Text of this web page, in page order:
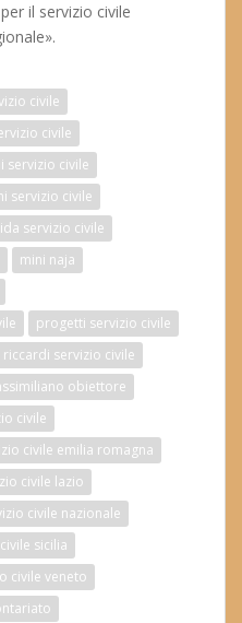
il servizio civile
civile
civile
servizio civile
servizio civile
servizio civile
mini naja
progetti servizio civile
riccardi servizio civile
obiettore
civile
civile emilia romagna
civile lazio
civile nazionale
sicilia
civile veneto